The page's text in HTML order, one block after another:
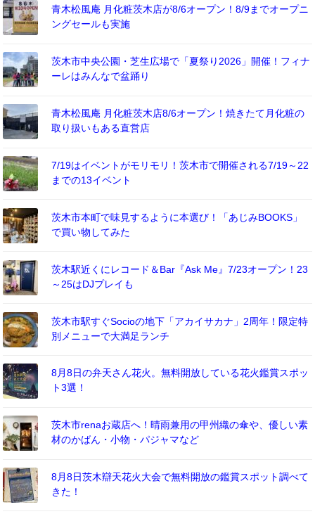
青木松風庵 月化粧茨木店が8/6オープン！8/9までオープニ
ングセールも実施
茨木市中央公園・芝生広場で「夏祭り2026」開催！フィナ
ーレはみんなで盆踊り
青木松風庵 月化粧茨木店8/6オープン！焼きたて月化粧の
取り扱いもある直営店
7/19はイベントがモリモリ！茨木市で開催される7/19～22
までの13イベント
茨木市本町で味見するように本選び！「あじみBOOKS」
で買い物してみた
茨木駅近くにレコード＆Bar『Ask Me』7/23オープン！23
～25はDJプレイも
茨木市駅すぐSocioの地下「アカイサカナ」2周年！限定特
別メニューで大満足ランチ
8月8日の弁天さん花火。無料開放している花火鑑賞スポッ
ト3選！
茨木市renaお蔵店へ！晴雨兼用の甲州織の傘や、優しい素
材のかばん・小物・パジャマなど
8月8日茨木辯天花火大会で無料開放の鑑賞スポット調べて
きた！